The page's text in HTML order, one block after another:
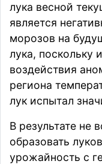
лука весной
является
морозов на
лука, поскольку
воздействия
региона
лук испытал
В результате не
образовать
урожайность с